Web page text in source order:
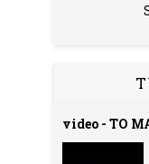
video - ΤΟ